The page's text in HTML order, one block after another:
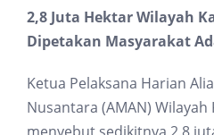
2,8 Juta Hektar Wilayah
Dipetakan Masyarakat
Ketua Pelaksana Harian
Nusantara (AMAN)